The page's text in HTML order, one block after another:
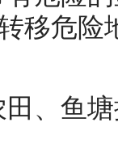
移危险
、鱼